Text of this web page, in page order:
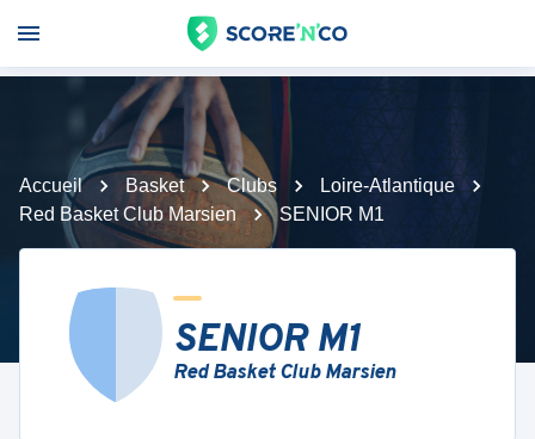
Accueil Basket Clubs
Loire-Atlantique
Red Basket Club Marsien
SENIOR M1
SENIOR M1
Red Basket Club Marsien